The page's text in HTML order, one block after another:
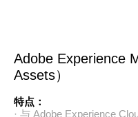
Adobe Experience
Assets）
特点：
· 与 Adobe Experience